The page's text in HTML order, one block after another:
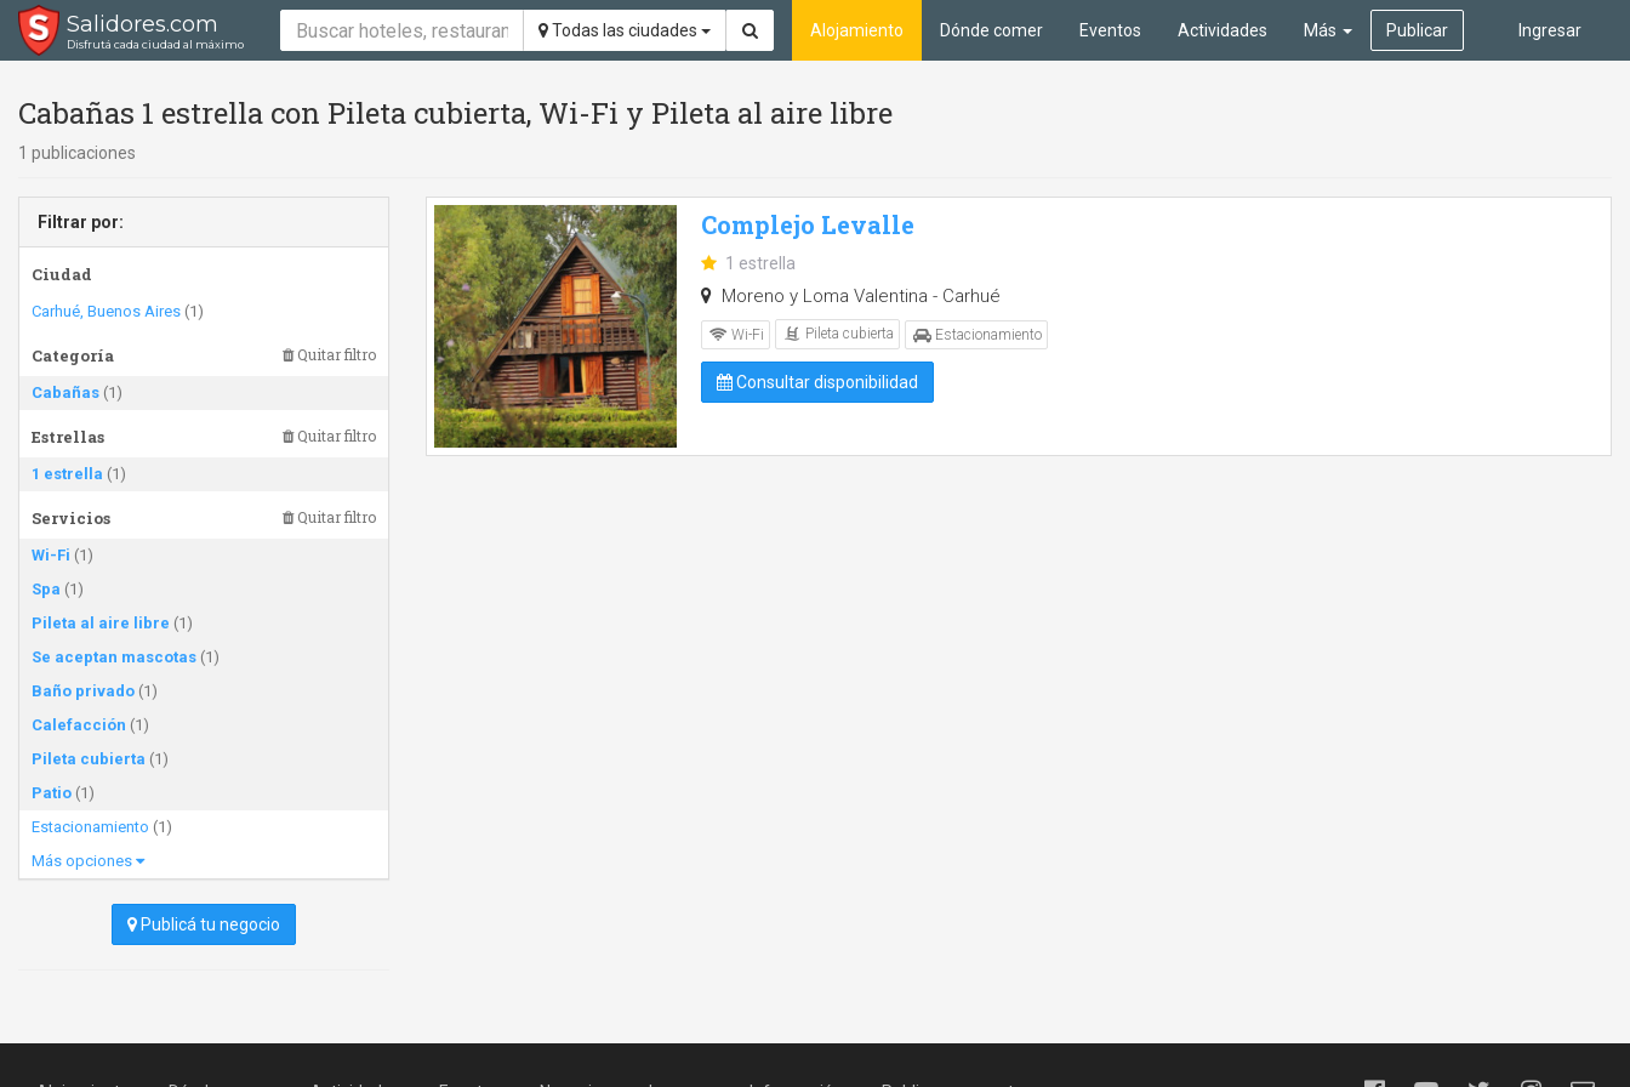
Salidores.com
Disfrutá cada ciudad al máximo
Todas las ciudades Ingresar
Alojamiento Dónde comer Eventos Actividades Más Publicar
Cabañas 1 estrella con Pileta cubierta, Wi-Fi y Pileta al aire libre
1 publicaciones
Filtrar por:
Ciudad
Carhué, Buenos Aires (1)
Categoría Quitar filtro
Cabañas (1)
Estrellas Quitar filtro
1 estrella (1)
Servicios Quitar filtro
Wi-Fi (1)
Spa (1)
Pileta al aire libre (1)
Se aceptan mascotas (1)
Baño privado (1)
Calefacción (1)
Pileta cubierta (1)
Patio (1)
Estacionamiento (1)
Más opciones
Publicá tu negocio
Complejo Levalle
1 estrella
Moreno y Loma Valentina - Carhué
Wi-Fi Pileta cubierta Estacionamiento
Consultar disponibilidad